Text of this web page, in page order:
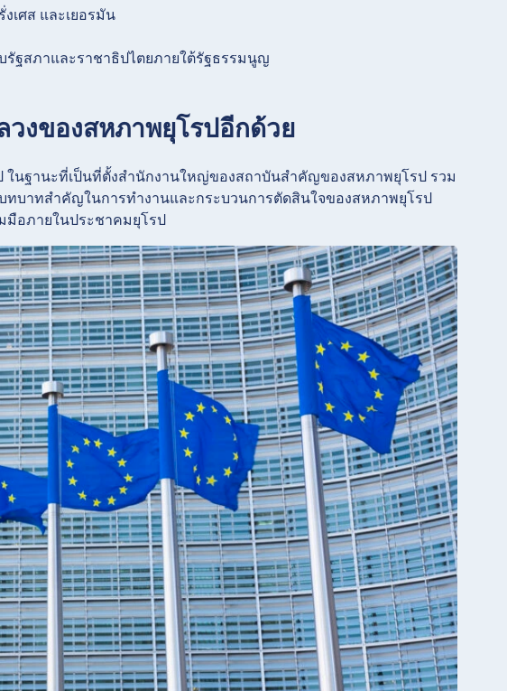
เศส และเยอรมัน
รัฐสภาและราชาธิปไตยภายใต้รัฐธรรมนูญ
วงของสหภาพยุโรปอีกด้วย
ในฐานะที่เป็นที่ตั้งสำนักงานใหญ่ของสถาบันสำคัญของสหภาพยุโรป รวม
บาทสำคัญในการทำงานและกระบวนการตัดสินใจของสหภาพยุโรป
มือภายในประชาคมยุโรป